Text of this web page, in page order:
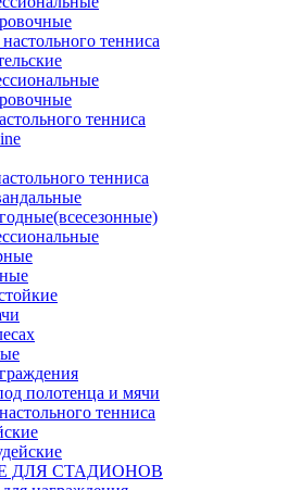
тенниса
тенниса
тенниса
полотенца и мячи
тенниса
ДЛЯ СТАДИОНОВ